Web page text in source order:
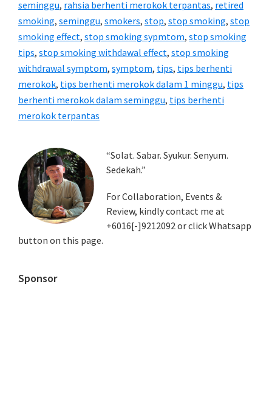
seminggu, rahsia berhenti merokok terpantas, retired
smoking, seminggu, smokers, stop, stop smoking, stop
smoking effect, stop smoking sypmtom, stop smoking
tips, stop smoking withdawal effect, stop smoking
withdrawal symptom, symptom, tips, tips berhenti
merokok, tips berhenti merokok dalam 1 minggu, tips
berhenti merokok dalam seminggu, tips berhenti
merokok terpantas
Primary
Sidebar
“Solat. Sabar. Syukur. Senyum.
Sedekah.”
For Collaboration, Events &
Review, kindly contact me at
+6016[-]9212092 or click Whatsapp
button on this page.
Sponsor